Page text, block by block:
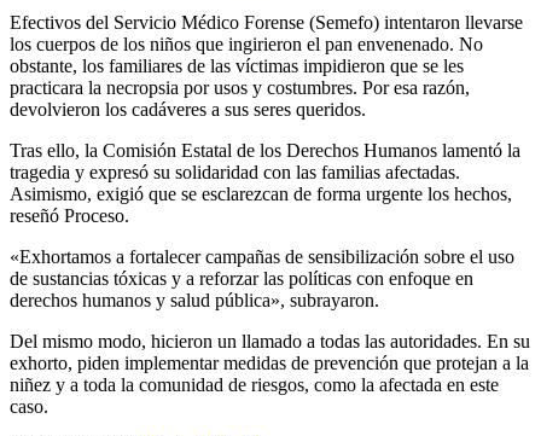
Efectivos del Servicio Médico Forense (Semefo) intentaron llevarse
los cuerpos de los niños que ingirieron el pan envenenado. No
obstante, los familiares de las víctimas impidieron que se les
practicara la necropsia por usos y costumbres. Por esa razón,
devolvieron los cadáveres a sus seres queridos.
Tras ello, la Comisión Estatal de los Derechos Humanos lamentó la
tragedia y expresó su solidaridad con las familias afectadas.
Asimismo, exigió que se esclarezcan de forma urgente los hechos,
reseñó Proceso.
«Exhortamos a fortalecer campañas de sensibilización sobre el uso
de sustancias tóxicas y a reforzar las políticas con enfoque en
derechos humanos y salud pública», subrayaron.
Del mismo modo, hicieron un llamado a todas las autoridades. En su
exhorto, piden implementar medidas de prevención que protejan a la
niñez y a toda la comunidad de riesgos, como la afectada en este
caso.